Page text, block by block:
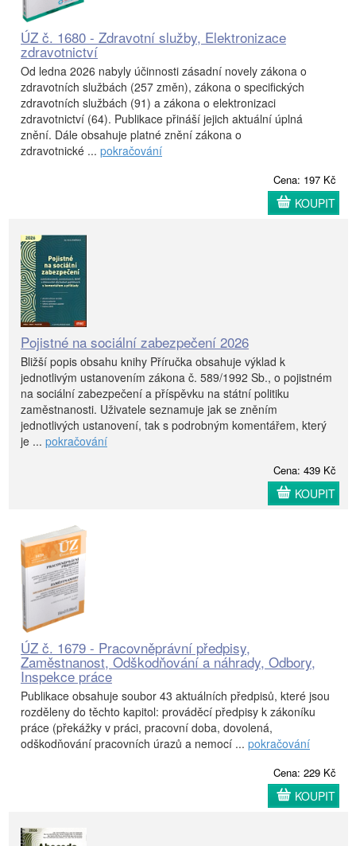
ÚZ č. 1680 - Zdravotní služby, Elektronizace
zdravotnictví
Od ledna 2026 nabyly účinnosti zásadní novely zákona o
zdravotních službách (257 změn), zákona o specifických
zdravotních službách (91) a zákona o elektronizaci
zdravotnictví (64). Publikace přináší jejich aktuální úplná
znění. Dále obsahuje platné znění zákona o
zdravotnické ... pokračování
Cena: 197 Kč
KOUPIT
Pojistné na sociální zabezpečení 2026
Bližší popis obsahu knihy Příručka obsahuje výklad k
jednotlivým ustanovením zákona č. 589/1992 Sb., o pojistném
na sociální zabezpečení a příspěvku na státní politiku
zaměstnanosti. Uživatele seznamuje jak se zněním
jednotlivých ustanovení, tak s podrobným komentářem, který
je ... pokračování
Cena: 439 Kč
KOUPIT
ÚZ č. 1679 - Pracovněprávní předpisy,
Zaměstnanost, Odškodňování a náhrady, Odbory,
Inspekce práce
Publikace obsahuje soubor 43 aktuálních předpisů, které jsou
rozděleny do těchto kapitol: prováděcí předpisy k zákoníku
práce (překážky v práci, pracovní doba, dovolená,
odškodňování pracovních úrazů a nemocí ... pokračování
Cena: 229 Kč
KOUPIT